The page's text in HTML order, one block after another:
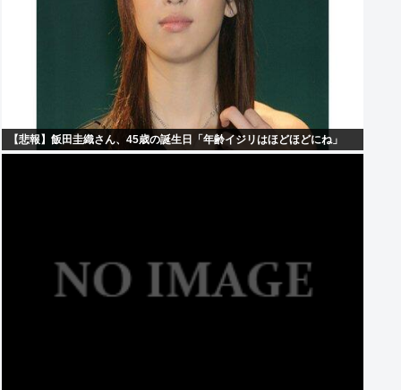
【悲報】飯田圭織さん、45歳の誕生日「年齢イジリはほどほどにね」